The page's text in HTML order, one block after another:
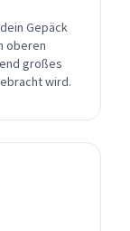
Gepäck
oberen
großes
wird.